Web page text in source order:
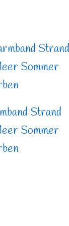
Strand
Sommer